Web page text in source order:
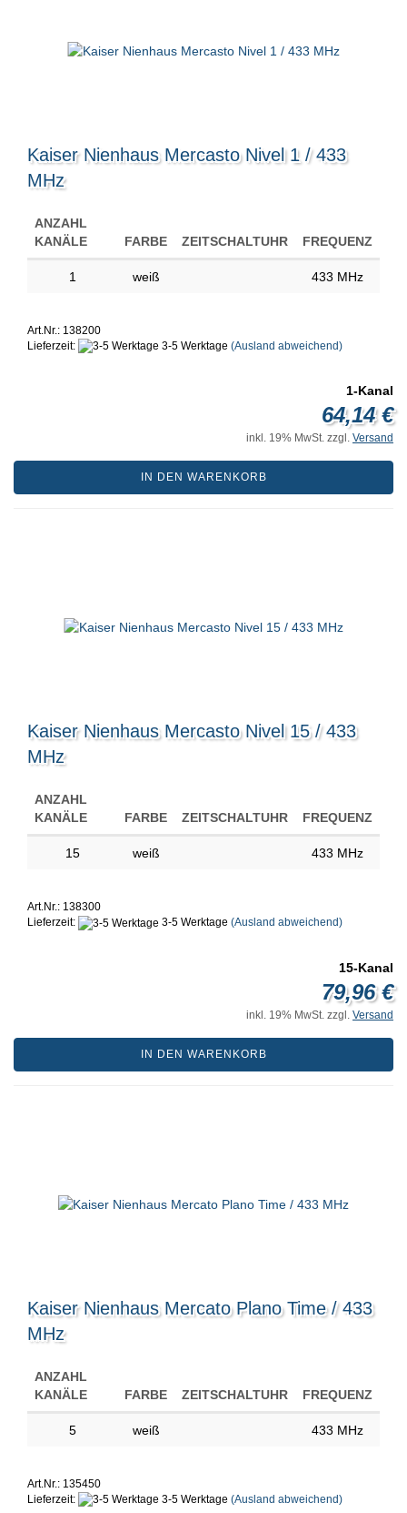
Kaiser Nienhaus Mercasto Nivel 1 / 433
MHz
ANZAHL
KANÄLE
FARBE ZEITSCHALTUHR FREQUENZ
1 weiß 433 MHz
Art.Nr.: 138200
Lieferzeit:
3-5 Werktage (Ausland abweichend)
1-Kanal
64,14 €
inkl. 19% MwSt. zzgl. Versand
IN DEN WARENKORB
Kaiser Nienhaus Mercasto Nivel 15 / 433
MHz
ANZAHL
KANÄLE
FARBE ZEITSCHALTUHR FREQUENZ
15 weiß 433 MHz
Art.Nr.: 138300
Lieferzeit:
3-5 Werktage (Ausland abweichend)
15-Kanal
79,96 €
inkl. 19% MwSt. zzgl. Versand
IN DEN WARENKORB
Kaiser Nienhaus Mercato Plano Time / 433
MHz
ANZAHL
KANÄLE
FARBE ZEITSCHALTUHR FREQUENZ
5 weiß 433 MHz
Art.Nr.: 135450
Lieferzeit:
3-5 Werktage (Ausland abweichend)